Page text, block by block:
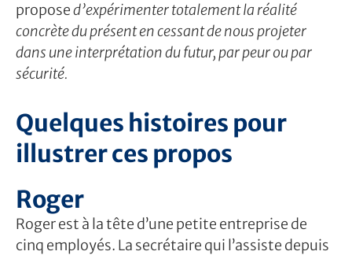
proposed’expérimenter totalement la réalité
concrète du présent en cessant de nous projeter
dans une interprétation du futur, par peur ou par
sécurité.
Quelques histoires pour
illustrer ces propos
Roger
Roger est à la tête d’une petite entreprise de
cinq employés. La secrétaire qui l’assiste depuis